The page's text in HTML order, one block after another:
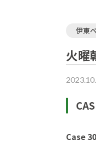
伊東
火曜
Case